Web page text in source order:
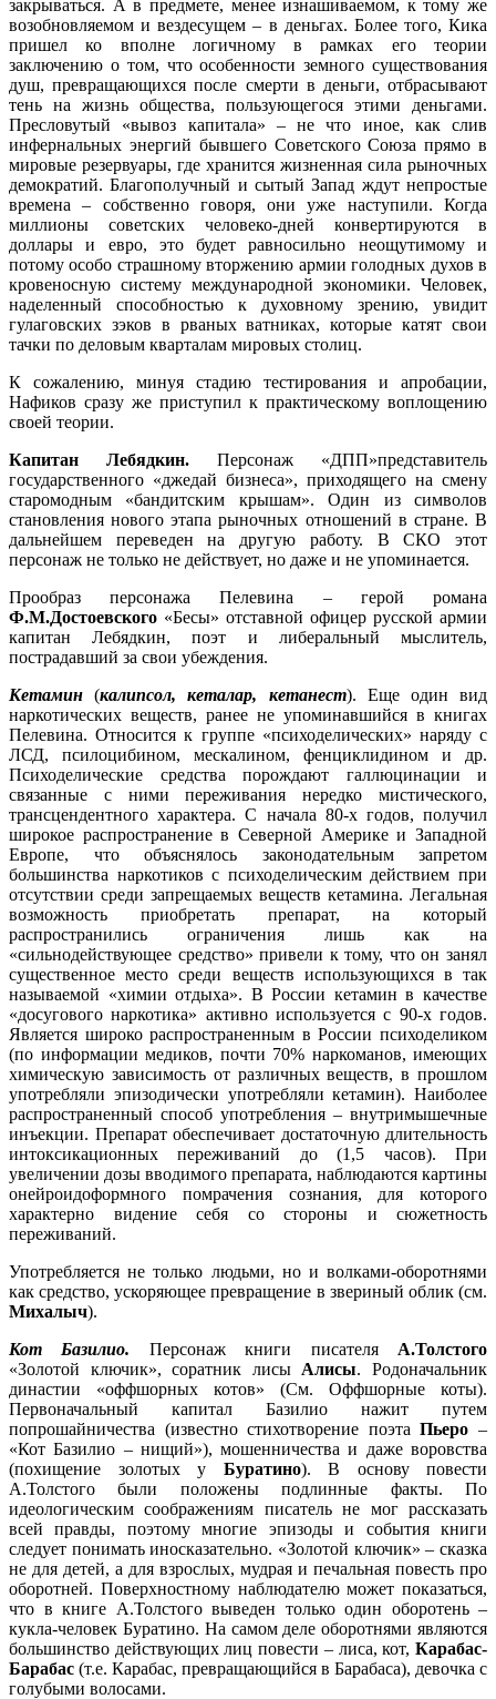
закрываться. А в предмете, менее изнашиваемом, к тому же
возобновляемом и вездесущем – в деньгах. Более того, Кика
пришел ко вполне логичному в рамках его теории
заключению о том, что особенности земного существования
душ, превращающихся после смерти в деньги, отбрасывают
тень на жизнь общества, пользующегося этими деньгами.
Пресловутый «вывоз капитала» – не что иное, как слив
инфернальных энергий бывшего Советского Союза прямо в
мировые резервуары, где хранится жизненная сила рыночных
демократий. Благополучный и сытый Запад ждут непростые
времена – собственно говоря, они уже наступили. Когда
миллионы советских человеко-дней конвертируются в
доллары и евро, это будет равносильно неощутимому и
потому особо страшному вторжению армии голодных духов в
кровеносную систему международной экономики. Человек,
наделенный способностью к духовному зрению, увидит
гулаговских зэков в рваных ватниках, которые катят свои
тачки по деловым кварталам мировых столиц.
К сожалению, минуя стадию тестирования и апробации,
Нафиков сразу же приступил к практическому воплощению
своей теории.
Капитан Лебядкин. Персонаж «ДПП»представитель
государственного «джедай бизнеса», приходящего на смену
старомодным «бандитским крышам». Один из символов
становления нового этапа рыночных отношений в стране. В
дальнейшем переведен на другую работу. В СКО этот
персонаж не только не действует, но даже и не упоминается.
Прообраз персонажа Пелевина – герой романа
Ф.М.Достоевского «Бесы» отставной офицер русской армии
капитан Лебядкин, поэт и либеральный мыслитель,
пострадавший за свои убеждения.
Кетамин (калипсол, кеталар, кетанест). Еще один вид
наркотических веществ, ранее не упоминавшийся в книгах
Пелевина. Относится к группе «психоделических» наряду с
ЛСД, псилоцибином, мескалином, фенциклидином и др.
Психоделические средства порождают галлюцинации и
связанные с ними переживания нередко мистического,
трансцендентного характера. С начала 80-х годов, получил
широкое распространение в Северной Америке и Западной
Европе, что объяснялось законодательным запретом
большинства наркотиков с психоделическим действием при
отсутствии среди запрещаемых веществ кетамина. Легальная
возможность приобретать препарат, на который
распространились ограничения лишь как на
«сильнодействующее средство» привели к тому, что он занял
существенное место среди веществ использующихся в так
называемой «химии отдыха». В России кетамин в качестве
«досугового наркотика» активно используется с 90-х годов.
Является широко распространенным в России психоделиком
(по информации медиков, почти 70% наркоманов, имеющих
химическую зависимость от различных веществ, в прошлом
употребляли эпизодически употребляли кетамин). Наиболее
распространенный способ употребления – внутримышечные
инъекции. Препарат обеспечивает достаточную длительность
интоксикационных переживаний до (1,5 часов). При
увеличении дозы вводимого препарата, наблюдаются картины
онейроидоформного помрачения сознания, для которого
характерно видение себя со стороны и сюжетность
переживаний.
Употребляется не только людьми, но и волками-оборотнями
как средство, ускоряющее превращение в звериный облик (см.
Михалыч).
Кот Базилио. Персонаж книги писателя А.Толстого
«Золотой ключик», соратник лисы Алисы. Родоначальник
династии «оффшорных котов» (См. Оффшорные коты).
Первоначальный капитал Базилио нажит путем
попрошайничества (известно стихотворение поэтаПьеро –
«Кот Базилио – нищий»), мошенничества и даже воровства
(похищение золотых у Буратино). В основу повести
А.Толстого были положены подлинные факты. По
идеологическим соображениям писатель не мог рассказать
всей правды, поэтому многие эпизоды и события книги
следует понимать иносказательно. «Золотой ключик» – сказка
не для детей, а для взрослых, мудрая и печальная повесть про
оборотней. Поверхностному наблюдателю может показаться,
что в книге А.Толстого выведен только один оборотень –
кукла-человек Буратино. На самом деле оборотнями являются
большинство действующих лиц повести – лиса, кот, Карабас-
Барабас (т.е. Карабас, превращающийся в Барабаса), девочка с
голубыми волосами.